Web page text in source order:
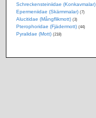
Schreckensteiniidae (Konkavmalar)
Epermeniidae (Skärmmalar) (7)
Alucitidae (Mångflikmott) (3)
Pterophoridae (Fjädermott) (44)
Pyralidae (Mott) (218)